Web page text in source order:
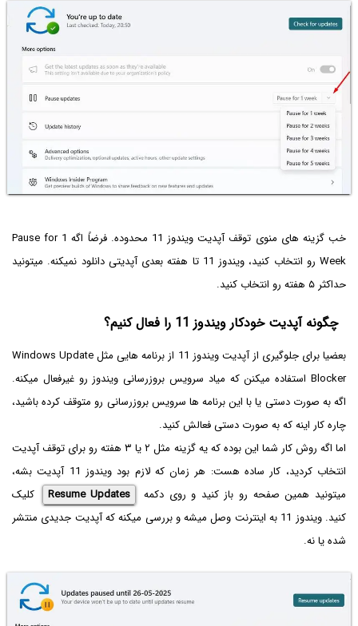
خب گزینه های منوی توقف آپدیت ویندوز 11 محدوده. فرضاً اگه Pause for 1
Week رو انتخاب کنید، ویندوز 11 تا هفته بعدی آپدیتی دانلود نمیکنه. میتونید
حداکثر ۵ هفته رو انتخاب کنید.
چگونه آپدیت خودکار ویندوز 11 را فعال کنیم؟
بعضیا برای جلوگیری از آپدیت ویندوز 11 از برنامه هایی مثل Windows Update
Blocker استفاده میکنن که میاد سرویس بروزرسانی ویندوز رو غیرفعال میکنه.
اگه به صورت دستی یا با این برنامه ها سرویس بروزرسانی رو متوقف کرده باشید،
چاره کار اینه که به صورت دستی فعالش کنید.
اما اگه روش کار شما این بوده که یه گزینه مثل ۲ یا ۳ هفته رو برای توقف آپدیت
انتخاب کردید، کار ساده هست: هر زمان که لازم بود ویندوز 11 آپدیت بشه،
میتونید همین صفحه رو باز کنید و روی دکمه
Resume Updates
کلیک
کنید. ویندوز 11 به اینترنت وصل میشه و بررسی میکنه که آپدیت جدیدی منتشر
شده یا نه.